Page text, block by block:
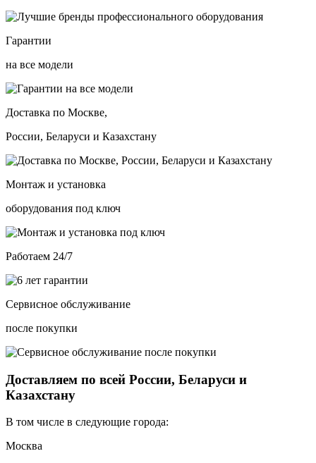
Гарантии
на все модели
Доставка по Москве,
России, Беларуси и Казахстану
Монтаж и установка
оборудования под ключ
Работаем 24/7
Сервисное обслуживание
после покупки
Доставляем по всей России, Беларуси и
Казахстану
В том числе в следующие города:
Москва